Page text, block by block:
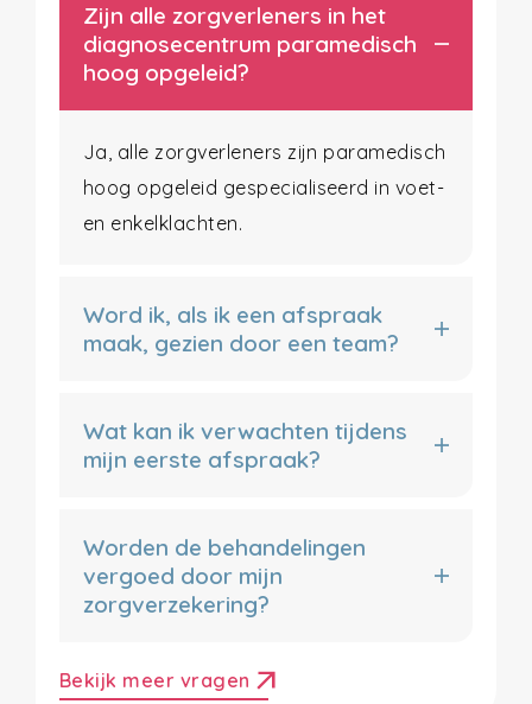
Zijn alle zorgverleners in het
diagnosecentrum paramedisch
hoog opgeleid?
Ja, alle zorgverleners zijn paramedisch
hoog opgeleid gespecialiseerd in voet-
en enkelklachten.
Word ik, als ik een afspraak
maak, gezien door een team?
Wat kan ik verwachten tijdens
mijn eerste afspraak?
Worden de behandelingen
vergoed door mijn
zorgverzekering?
Bekijk meer vragen arrow_outward